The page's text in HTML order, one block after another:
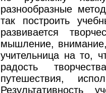
разнообразные
так построить
развивается
мышление,
учительница на то,
радость
путешествия,
Результативность